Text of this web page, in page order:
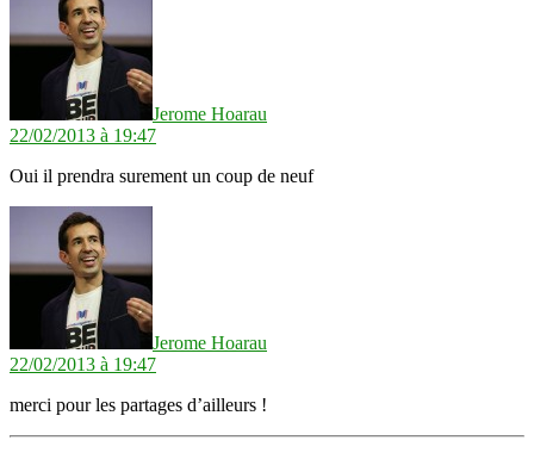
Jerome Hoarau
22/02/2013 à 19:47
Oui il prendra surement un coup de neuf
Jerome Hoarau
22/02/2013 à 19:47
merci pour les partages d’ailleurs !